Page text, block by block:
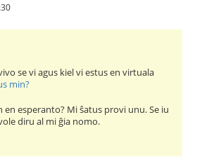
se vi agus kiel vi estus en virtuala
min?
en esperanto? Mi ŝatus provi unu. Se iu
diru al mi ĝia nomo.